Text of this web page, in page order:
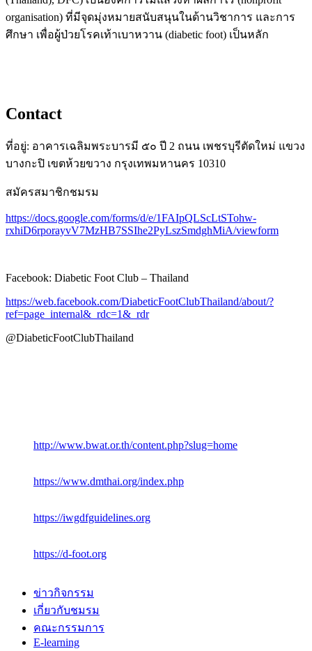
organisation) ที่มีจุดมุ่งหมายสนับสนุนในด้านวิชาการ และการ
ศึกษา เพื่อผู้ป่วยโรคเท้าเบาหวาน (diabetic foot) เป็นหลัก
Contact
ที่อยู่: อาคารเฉลิมพระบารมี ๕๐ ปี 2 ถนน เพชรบุรีตัดใหม่ แขวง
บางกะปิ เขตห้วยขวาง กรุงเทพมหานคร 10310
สมัครสมาชิกชมรม
https://docs.google.com/forms/d/e/1FAIpQLScLtSTohw-
rxhiD6rporayvV7MzHB7SSIhe2PyLszSmdghMiA/viewform
Facebook: Diabetic Foot Club – Thailand
https://web.facebook.com/DiabeticFootClubThailand/about/?
ref=page_internal&_rdc=1&_rdr
@DiabeticFootClubThailand
http://www.bwat.or.th/content.php?slug=home
https://www.dmthai.org/index.php
https://iwgdfguidelines.org
https://d-foot.org
ข่าวกิจกรรม
เกี่ยวกับชมรม
คณะกรรมการ
E-learning